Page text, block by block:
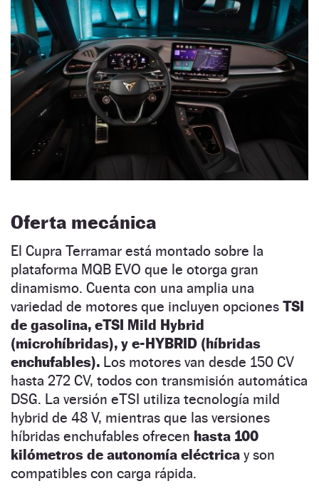
Oferta mecánica
El Cupra Terramar está montado sobre la
plataforma MQB EVO que le otorga gran
dinamismo. Cuenta con una amplia una
variedad de motores que incluyen opciones TSI
de gasolina, eTSI Mild Hybrid
(microhíbridas), y e-HYBRID (híbridas
enchufables). Los motores van desde 150 CV
hasta 272 CV, todos con transmisión automática
DSG. La versión eTSI utiliza tecnología mild
hybrid de 48 V, mientras que las versiones
híbridas enchufables ofrecen hasta 100
kilómetros de autonomía eléctrica y son
compatibles con carga rápida.